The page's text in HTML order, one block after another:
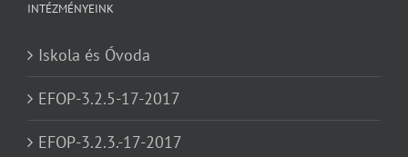
INTÉZMÉNYEINK
Iskola és Óvoda
EFOP-3.2.5-17-2017
EFOP-3.2.3.-17-2017